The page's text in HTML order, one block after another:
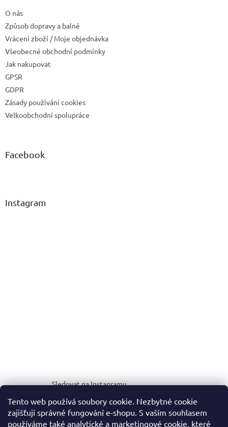
Tento web používá soubory cookie. Nezbytné cookie
zajišťují správné fungování e-shopu. S vaším souhlasem
používáme také analytické a marketingové cookie, které
O nás
Způsob dopravy a balné
Vrácení zboží / Moje objednávka
Všeobecné obchodní podmínky
Jak nakupovat
GPSR
GDPR
Zásady používání cookies
Velkoobchodní spolupráce
Facebook
Instagram
Sledovat na Instagramu
MEDIA KIT